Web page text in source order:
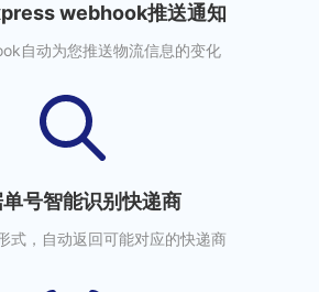
webhook推送通知
自动为您推送物流信息的变化
号智能识别快递商
式，自动返回可能对应的快递商